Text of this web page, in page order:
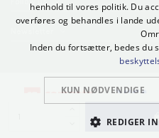
© 2023 BASEBALL SHOP
henhold til vores politik. Du
overføres og behandles i lande
Inden du fortsætter, bedes du
KUN NØDVENDIGE
REDIGER